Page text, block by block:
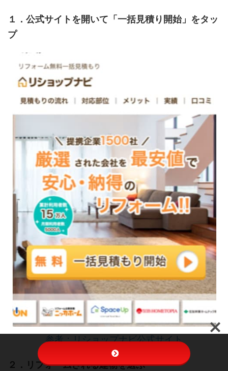
１．公式サイトを開いて「一括見積り開始」をタッ
プ
参考：リショップナビ公式サイト
２．リフォームされる建物を選ぶ